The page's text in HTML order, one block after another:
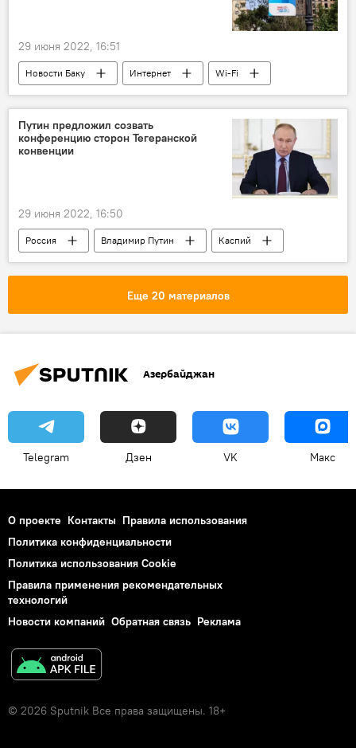
29 июня 2022, 16:51
Новости Баку Интернет Wi-Fi
Путин предложил созвать
конференцию сторон Тегеранской
конвенции
29 июня 2022, 16:50
Россия Владимир Путин Каспий
Еще 20 материалов
Азербайджан
Telegram Дзен VK Макс
О проекте Контакты Правила использования
Политика конфиденциальности
Политика использования Cookie
Правила применения рекомендательных
технологий
Новости компаний Обратная связь Реклама
© 2026 Sputnik Все права защищены. 18+